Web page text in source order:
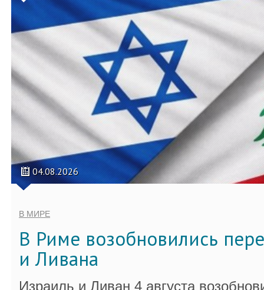
04.08.2026
В МИРЕ
В Риме возобновились
и Ливана
Израиль и Ливан 4 августа